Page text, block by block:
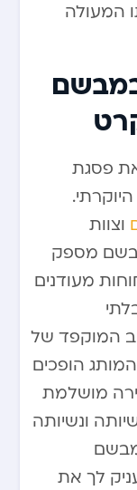
המעולה
את פסגת
וצוות
מספק
מעודנים
המוקפד של
הופכים
מושלמת
ונשיותה
לך את